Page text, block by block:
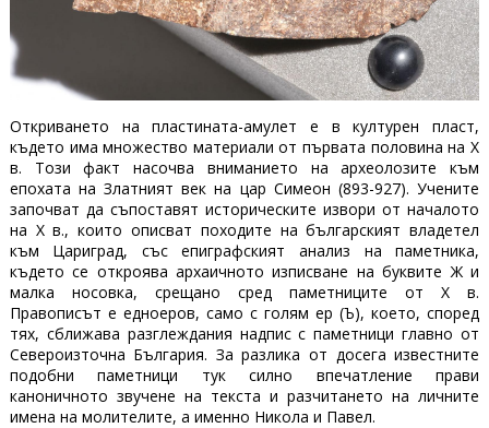
Откриването на пластината-амулет е в културен пласт,
където има множество материали от първата половина на X
в. Този факт насочва вниманието на археолозите към
епохата на Златният век на цар Симеон (893-927). Учените
започват да съпоставят историческите извори от началото
на X в., които описват походите на българският владетел
към Цариград, със епиграфският анализ на паметника,
където се откроява архаичното изписване на буквите Ж и
малка носовка, срещано сред паметниците от X в.
Правописът е едноеров, само с голям ер (Ъ), което, според
тях, сближава разглеждания надпис с паметници главно от
Североизточна България. За разлика от досега известните
подобни паметници тук силно впечатление прави
каноничното звучене на текста и разчитането на личните
имена на молителите, а именно Никола и Павел.